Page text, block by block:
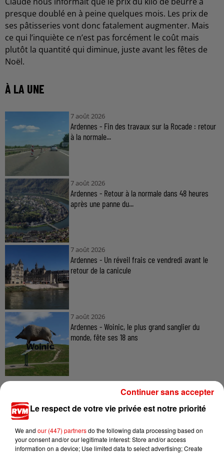
presque doublé en à peine quelques mois. Les prix de
ses pâtisseries vont donc fatalement augmenter. Mais
ce qui l’inquiète ce n’est pas forcément le coût mais
plutôt la quantité qui diminue, juste avant les fêtes de
Noël.
À LA UNE
7 août 2026
Ardennes - Fin des travaux sur la Rocade : retour
à la normale...
7 août 2026
Ardennes - Retour à la normale dans 48 heures
après une panne du...
7 août 2026
Ardennes - Un réveil frais ce vendredi avant le
retour de la canicule
7 août 2026
Ardennes - Woinic, le plus grand sanglier du
monde, fête ses 18 ans
TITRES DIFFUSÉS
Le respect de votre vie privée est notre priorité
We and our (447) partnersdo the following data processing based on
your consent and/or our legitimate interest: Store and/or access
information on a device; Use limited data to select advertising; Create
Continuer sans accepter